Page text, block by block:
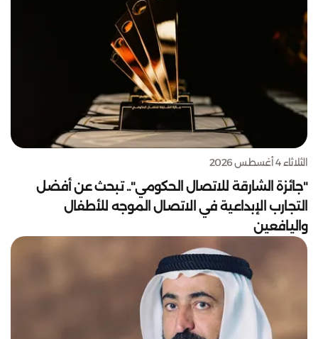
الثلاثاء 4 أغسطس 2026
"جائزة الشارقة للاتصال الحكومي".. تبحث عن أفضل
التجارب الإبداعية في الاتصال الموجه للأطفال
واليافعين